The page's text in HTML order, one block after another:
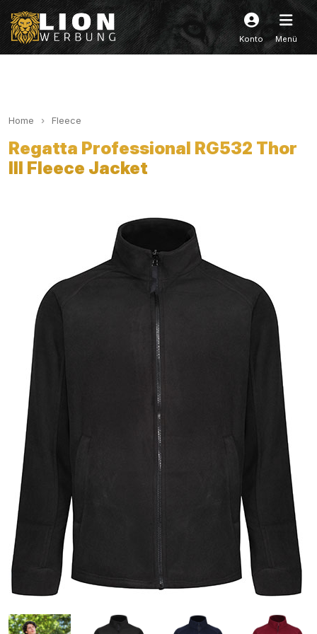
Konto Menü
Home Fleece
Regatta Professional RG532 Thor
III Fleece Jacket